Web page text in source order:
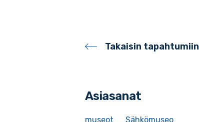
Takaisin tapahtumiin
Asiasanat
museot Sähkömuseo